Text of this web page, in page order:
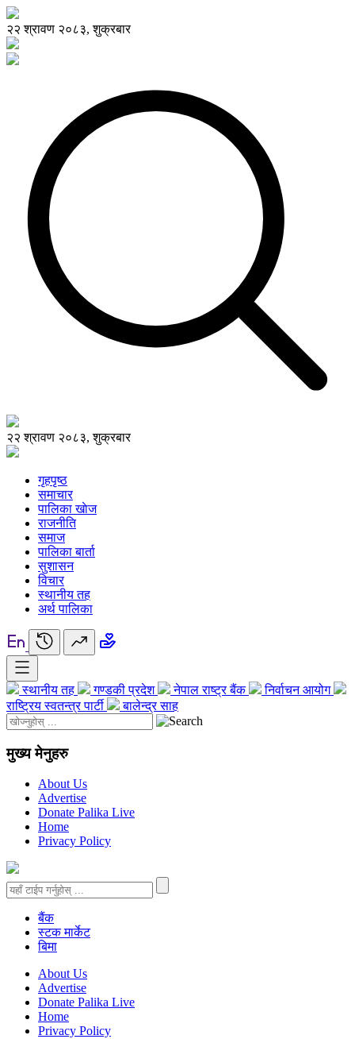
२२ श्रावण २०८३, शुक्रबार
२२ श्रावण २०८३, शुक्रबार
गृहपृष्ठ
समाचार
पालिका खाेज
राजनीति
समाज
पालिका बार्ता
सुशासन
विचार
स्थानीय तह
अर्थ पालिका
स्थानीय तह गण्डकी प्रदेश नेपाल राष्ट्र बैंक
निर्वाचन आयोग
राष्ट्रिय स्वतन्त्र पार्टी
बालेन्द्र साह
मुख्य मेनुहरु
About Us
Advertise
Donate Palika Live
Home
Privacy Policy
बैंक
स्टक मार्केट
बिमा
About Us
Advertise
Donate Palika Live
Home
Privacy Policy